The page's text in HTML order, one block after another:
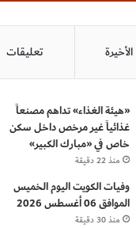
الأخيرة تعليقات
«هيئة الغذاء» تداهم مصنعاً
غذائياً غير مرخص داخل سكن
خاص في «مبارك الكبير»
منذ 22 دقيقة
وفيات الكويت اليوم الخميس
الموافق 06 أغسطس 2026
منذ 30 دقيقة